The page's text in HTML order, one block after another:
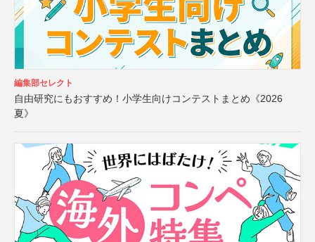
編集部セレクト
自由研究にもおすすめ！小学生向けコンテストまとめ《2026
夏》